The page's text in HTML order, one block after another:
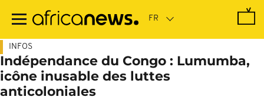
contenu
INFOS
Indépendance du Congo : Lumumba,
icône inusable des luttes
anticoloniales